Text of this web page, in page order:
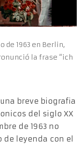
de 1963 en Berlin,
la frase “ich
breve biografia
del siglo XX
de 1963 no
de leyenda con el